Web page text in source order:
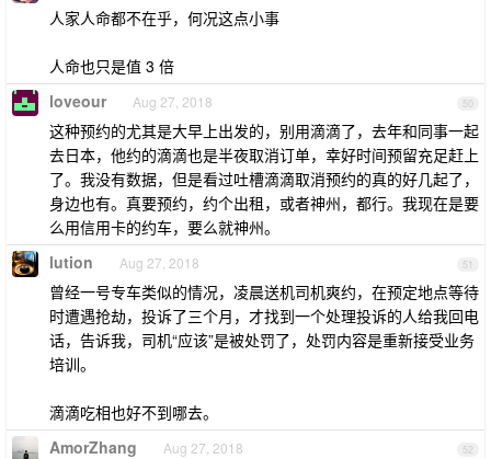
人家人命都不在乎，何况这点小事
人命也只是值 3 倍
50
loveour Aug 27, 2018
这种预约的尤其是大早上出发的，别用滴滴了，去年和同事一起
去日本，他约的滴滴也是半夜取消订单，幸好时间预留充足赶上
了。我没有数据，但是看过吐槽滴滴取消预约的真的好几起了，
身边也有。真要预约，约个出租，或者神州，都行。我现在是要
么用信用卡的约车，要么就神州。
51
lution Aug 27, 2018
曾经一号专车类似的情况，凌晨送机司机爽约，在预定地点等待
时遭遇抢劫，投诉了三个月，才找到一个处理投诉的人给我回电
话，告诉我，司机“应该”是被处罚了，处罚内容是重新接受业务
培训。
滴滴吃相也好不到哪去。
52
AmorZhang Aug 27, 2018